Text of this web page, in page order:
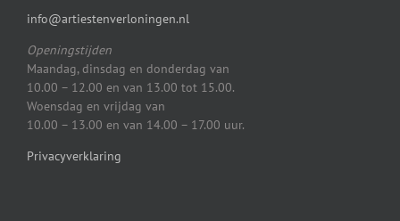
info@artiestenverloningen.nl
Openingstijden
Maandag, dinsdag en donderdag van
10.00 – 12.00 en van 13.00 tot 15.00.
Woensdag en vrijdag van
10.00 – 13.00 en van 14.00 – 17.00 uur.
Privacyverklaring